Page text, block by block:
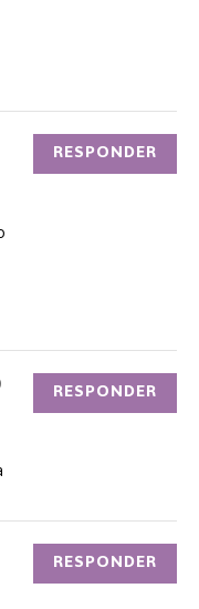
RESPONDER
RESPONDER
RESPONDER